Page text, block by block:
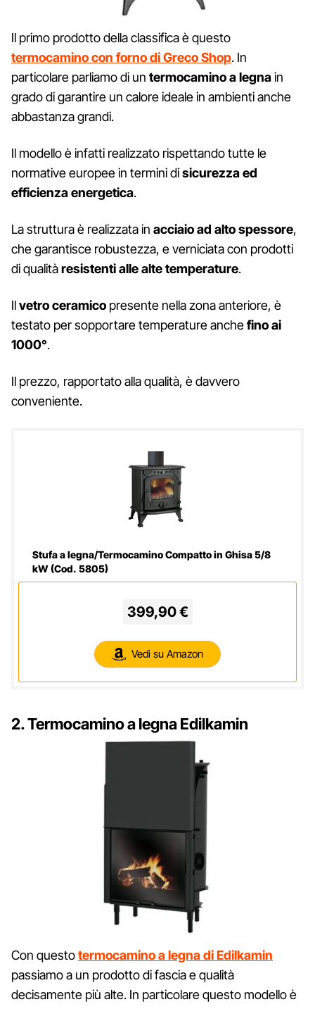
Il primo prodotto della classifica è questo
termocamino con forno di Greco Shop. In
particolare parliamo di un termocamino a legnain
grado di garantire un calore ideale in ambienti anche
abbastanza grandi.
Il modello è infatti realizzato rispettando tutte le
normative europee in termini disicurezza ed
efficienza energetica.
La struttura è realizzata in acciaio ad alto spessore,
che garantisce robustezza, e verniciata con prodotti
di qualitàresistenti alle alte temperature.
Ilvetro ceramico presente nella zona anteriore, è
testato per sopportare temperature anchefino ai
1000°.
Il prezzo, rapportato alla qualità, è davvero
conveniente.
Stufa a legna/Termocamino Compatto in Ghisa 5/8
kW (Cod. 5805)
399,90 €
Vedi su Amazon
2. Termocamino a legna Edilkamin
Con questotermocamino a legna di Edilkamin
passiamo a un prodotto di fascia e qualità
decisamente più alte. In particolare questo modello è